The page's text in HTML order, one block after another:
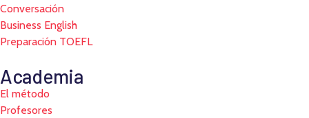
Conversación
Business English
Preparación TOEFL
Academia
El método
Profesores